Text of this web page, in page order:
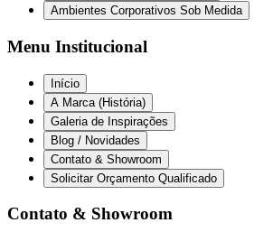
Ambientes Corporativos Sob Medida
Menu Institucional
Início
A Marca (História)
Galeria de Inspirações
Blog / Novidades
Contato & Showroom
Solicitar Orçamento Qualificado
Contato & Showroom